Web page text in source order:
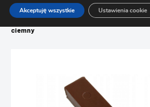
Strona główna
Sklep
Woski, pisaki, zaślepki, filce
ciemny
Akceptuję wszystkie Ustawienia cookie